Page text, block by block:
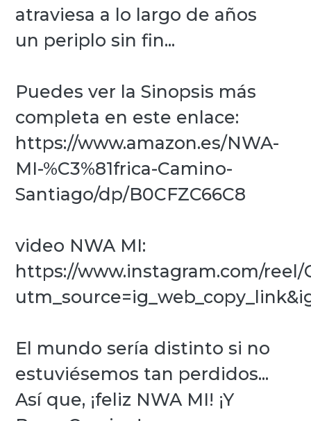
atraviesa a lo largo de años
un periplo sin fin...
Puedes ver la Sinopsis más
completa en este enlace:
https://www.amazon.es/NWA-
MI-%C3%81frica-Camino-
Santiago/dp/B0CFZC66C8
video NWA MI:
https://www.instagram.com/reel/
El mundo sería distinto si no
estuviésemos tan perdidos...
Así que, ¡feliz NWA MI! ¡Y